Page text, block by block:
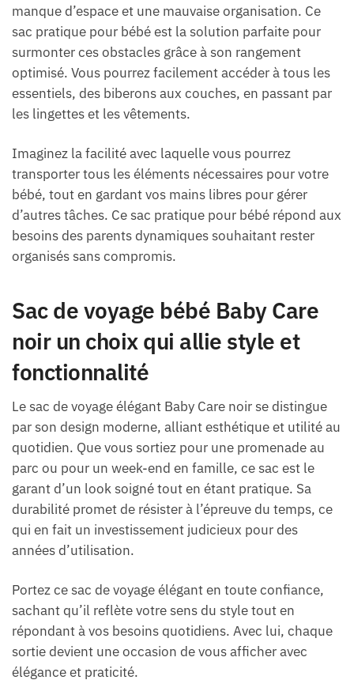
manque d’espace et une mauvaise organisation. Ce
sac pratique pour bébé est la solution parfaite pour
surmonter ces obstacles grâce à son rangement
optimisé. Vous pourrez facilement accéder à tous les
essentiels, des biberons aux couches, en passant par
les lingettes et les vêtements.
Imaginez la facilité avec laquelle vous pourrez
transporter tous les éléments nécessaires pour votre
bébé, tout en gardant vos mains libres pour gérer
d’autres tâches. Ce sac pratique pour bébé répond aux
besoins des parents dynamiques souhaitant rester
organisés sans compromis.
Sac de voyage bébé Baby Care
noir un choix qui allie style et
fonctionnalité
Le sac de voyage élégant Baby Care noir se distingue
par son design moderne, alliant esthétique et utilité au
quotidien. Que vous sortiez pour une promenade au
parc ou pour un week-end en famille, ce sac est le
garant d’un look soigné tout en étant pratique. Sa
durabilité promet de résister à l’épreuve du temps, ce
qui en fait un investissement judicieux pour des
années d’utilisation.
Portez ce sac de voyage élégant en toute confiance,
sachant qu’il reflète votre sens du style tout en
répondant à vos besoins quotidiens. Avec lui, chaque
sortie devient une occasion de vous afficher avec
élégance et praticité.